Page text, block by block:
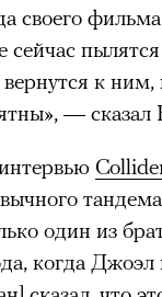
своего
сейчас
к
— сказал
один из
когда